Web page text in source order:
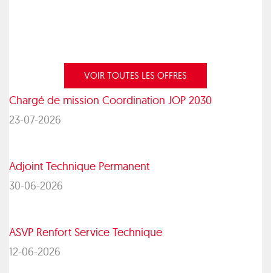
VOIR TOUTES LES OFFRES
Chargé de mission Coordination JOP 2030
23-07-2026
Adjoint Technique Permanent
30-06-2026
ASVP Renfort Service Technique
12-06-2026